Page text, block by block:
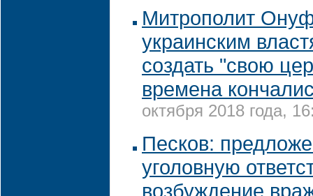
Митрополит
украинским
создать "свою
времена
октября 2018 года,
Песков:
уголовную
возбуждение